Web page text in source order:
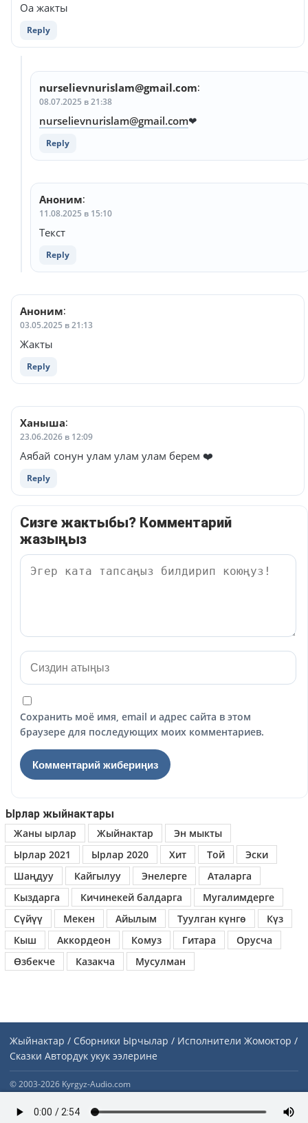
Оа жакты
Reply
nurselievnurislam@gmail.com:
08.07.2025 в 21:38
nurselievnurislam@gmail.com❤
Reply
Аноним:
11.08.2025 в 15:10
Текст
Reply
Аноним:
03.05.2025 в 21:13
Жакты
Reply
Ханыша:
23.06.2026 в 12:09
Аябай сонун улам улам улам берем ❤️
Reply
Сизге жактыбы? Комментарий
жазыңыз
Сохранить моё имя, email и адрес сайта в этом
браузере для последующих моих комментариев.
Ырлар жыйнактары
Жаны ырлар
Жыйнактар
Эн мыкты
Ырлар 2021
Ырлар 2020 Хит Той
Эски
Шаңдуу
Кайгылуу Энелерге
Аталарга
Кыздарга
Кичинекей балдарга
Мугалимдерге
Сүйүү
Мекен Айылым Туулган күнгө
Күз
Кыш
Аккордеон Комуз Гитара
Орусча
Өзбекче
Казакча Мусулман
Жыйнактар / Сборники Ырчылар / Исполнители Жомоктор /
Сказки Автордук укук ээлерине
© 2003-2026 Kyrgyz-Audio.com